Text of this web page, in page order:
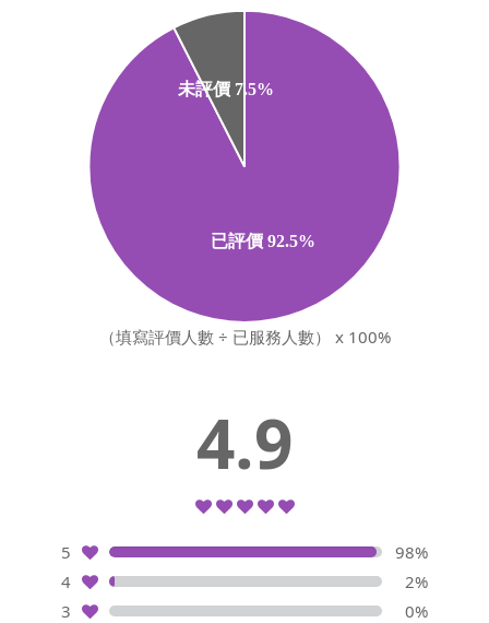
（填寫評價人數 ÷ 已服務人數） x 100%
4.9
5
98%
4
2%
3
0%